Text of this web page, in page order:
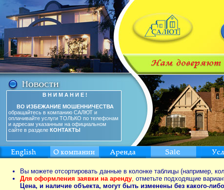
В Н И М А Н И Е !
ВО ИЗБЕЖАНИЕ МОШЕННИЧЕСТВА
обращайтесь в компанию САЛЮТ и
оплачивайте услуги ТОЛЬКО по телефонам
и адресам указанным на официальном
сайте в разделе КОНТАКТЫ
Вы можете отсортировать данные в колонке таблицы (например,
Для оформления заявки на аренду, отметьте подходящие
Цена, и наличие объекта, могут быть изменены без какого-